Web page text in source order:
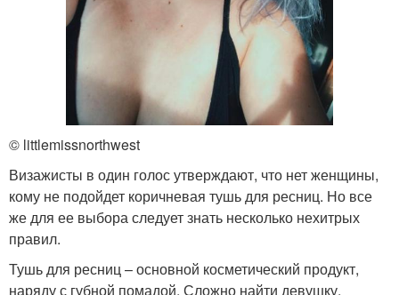
© littlemissnorthwest
Визажисты в один голос утверждают, что нет женщины,
кому не подойдет коричневая тушь для ресниц. Но все
же для ее выбора следует знать несколько нехитрых
правил.
Тушь для ресниц – основной косметический продукт,
наряду с губной помадой. Сложно найти девушку,